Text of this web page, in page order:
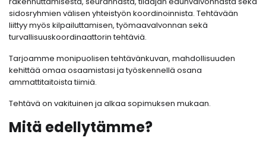
sidosryhmien välisen yhteistyön koordinoinnista. Tehtävään
liittyy myös kilpailuttamisen, työmaavalvonnan sekä
turvallisuuskoordinaattorin tehtäviä.
Tarjoamme monipuolisen tehtävänkuvan, mahdollisuuden
kehittää omaa osaamistasi ja työskennellä osana
ammattitaitoista tiimiä.
Tehtävä on vakituinen ja alkaa sopimuksen mukaan.
Mitä edellytämme?